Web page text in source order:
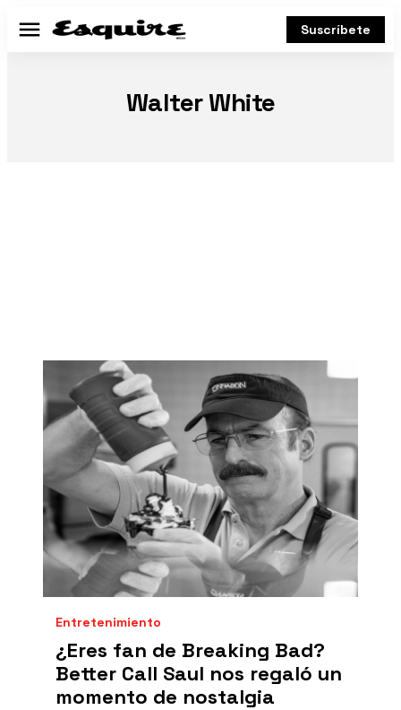
Menú Suscríbete
Walter White
Entretenimiento
¿Eres fan de Breaking Bad?
Better Call Saul nos regaló un
momento de nostalgia